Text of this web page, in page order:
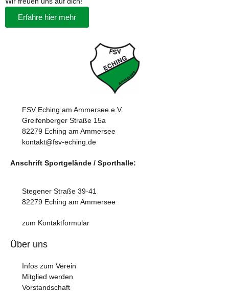
Erfahre hier mehr
FSV Eching am Ammersee e.V.
Greifenberger Straße 15a
82279 Eching am Ammersee
kontakt@fsv-eching.de
Anschrift Sportgelände / Sporthalle:
Stegener Straße 39-41
82279 Eching am Ammersee
zum Kontaktformular
Über uns
Infos zum Verein
Mitglied werden
Vorstandschaft